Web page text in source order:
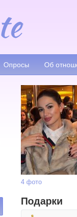
Опросы Об
4 фото
Подарки